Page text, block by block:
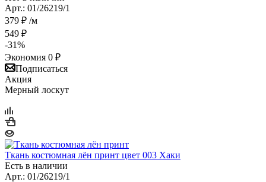
Арт.: 01/26219/1
379 ₽ /м
549 ₽
-31%
Экономия 0 ₽
Подписаться
Акция
Мерный лоскут
Ткань костюмная лён принт цвет 003 Хаки
Есть в наличии
Арт.: 01/26219/1